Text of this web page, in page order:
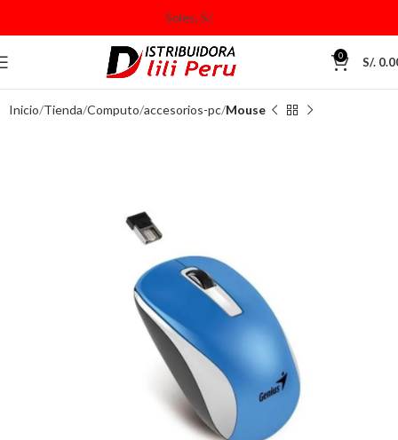
0 S/.
Inicio Tienda Computo accesorios-pc Mouse